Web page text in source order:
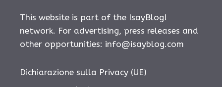
This website is part of the IsayBlog!
network. For advertising, press releases and
other opportunities: info@isayblog.com
Dichiarazione sulla Privacy (UE)